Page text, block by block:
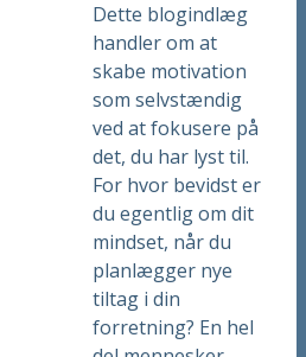
Dette blogindlæg
handler om at
skabe motivation
som selvstændig
ved at fokusere på
det, du har lyst til.
For hvor bevidst er
du egentlig om dit
mindset, når du
planlægger nye
tiltag i din
forretning? En hel